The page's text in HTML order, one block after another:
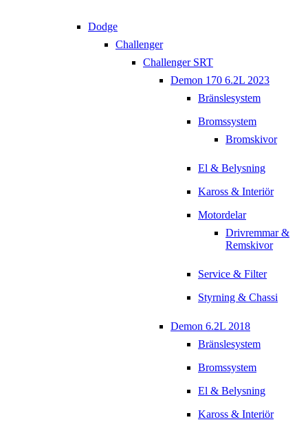
Dodge
Challenger
Challenger SRT
Demon 170 6.2L 2023
Bränslesystem
Bromssystem
Bromskivor
El & Belysning
Kaross & Interiör
Motordelar
Drivremmar &
Remskivor
Service & Filter
Styrning & Chassi
Demon 6.2L 2018
Bränslesystem
Bromssystem
El & Belysning
Kaross & Interiör